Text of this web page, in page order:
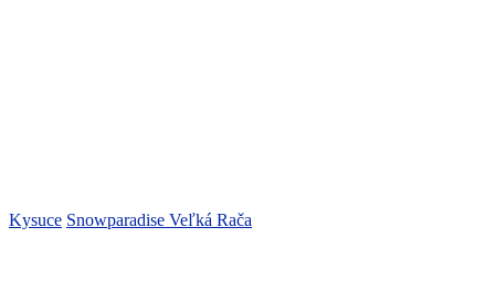
Kysuce Snowparadise Veľká Rača